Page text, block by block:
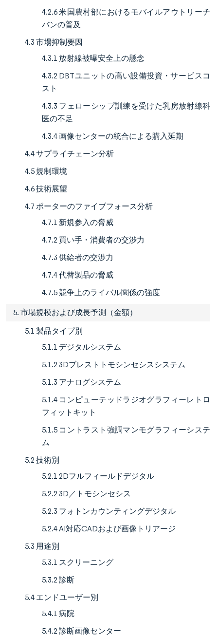
4.2.6 米国農村部におけるモバイルアウトリーチ
バンの普及
4.3 市場抑制要因
4.3.1 放射線被曝安全上の懸念
4.3.2 DBTユニットの高い設備投資・サービスコ
スト
4.3.3 フェローシップ訓練を受けた乳房放射線科
医の不足
4.3.4 画像センターの統合による購入延期
4.4 サプライチェーン分析
4.5 規制環境
4.6 技術展望
4.7 ポーターのファイブフォース分析
4.7.1 新規参入の脅威
4.7.2 買い手・消費者の交渉力
4.7.3 供給者の交渉力
4.7.4 代替製品の脅威
4.7.5 競争上のライバル関係の強度
5. 市場規模および成長予測（金額）
5.1 製品タイプ別
5.1.1 デジタルシステム
5.1.2 3Dブレストトモシンセシスシステム
5.1.3 アナログシステム
5.1.4 コンピューテッドラジオグラフィーレトロ
フィットキット
5.1.5 コントラスト強調マンモグラフィーシステ
ム
5.2 技術別
5.2.1 2Dフルフィールドデジタル
5.2.2 3D／トモシンセシス
5.2.3 フォトンカウンティングデジタル
5.2.4 AI対応CADおよび画像トリアージ
5.3 用途別
5.3.1 スクリーニング
5.3.2 診断
5.4 エンドユーザー別
5.4.1 病院
5.4.2 診断画像センター